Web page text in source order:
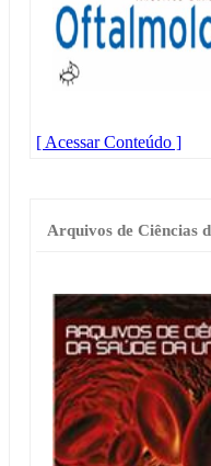
[ Acessar Conteúdo ]
Arquivos de Ciências